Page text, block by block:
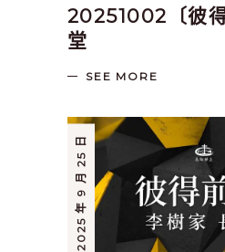
20251002〔彼
堂
SEE MORE
2025 年 9 月 25 日